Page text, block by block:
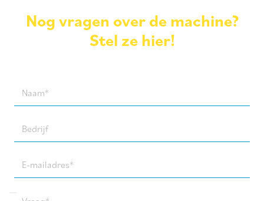
Nog vragen over de machine?
Stel ze hier!
Naam
(Required)
Bedrijf
mailadres
Vraag